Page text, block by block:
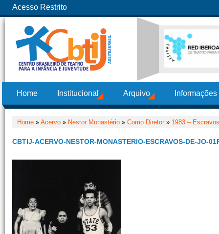
Acesso Restrito
Home Institucional Arquivo
Home » Acervo » Nestor Monastério » Como Diretor» 1983 –
CBTIJ-ACERVO-NESTOR-MONASTERIO-ESCRAVOS-DE-JO-